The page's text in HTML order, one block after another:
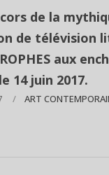
de la
de télévision
aux
14 juin 2017.
ART